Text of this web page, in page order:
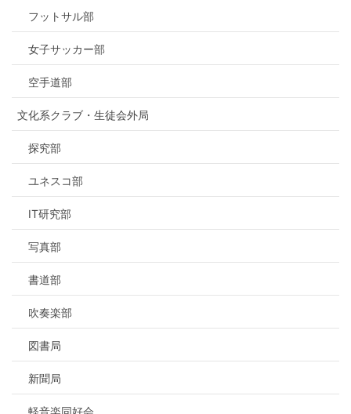
フットサル部
女子サッカー部
空手道部
文化系クラブ・生徒会外局
探究部
ユネスコ部
IT研究部
写真部
書道部
吹奏楽部
図書局
新聞局
軽音楽同好会